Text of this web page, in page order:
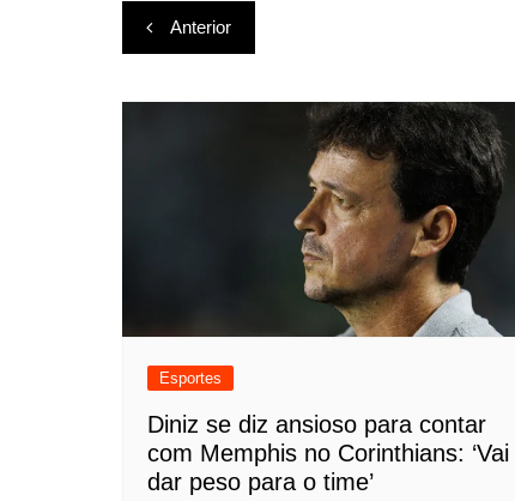
Navegação
de
Post
Anterior
Esportes
Diniz se diz ansioso para contar
com Memphis no Corinthians: ‘Vai
dar peso para o time’